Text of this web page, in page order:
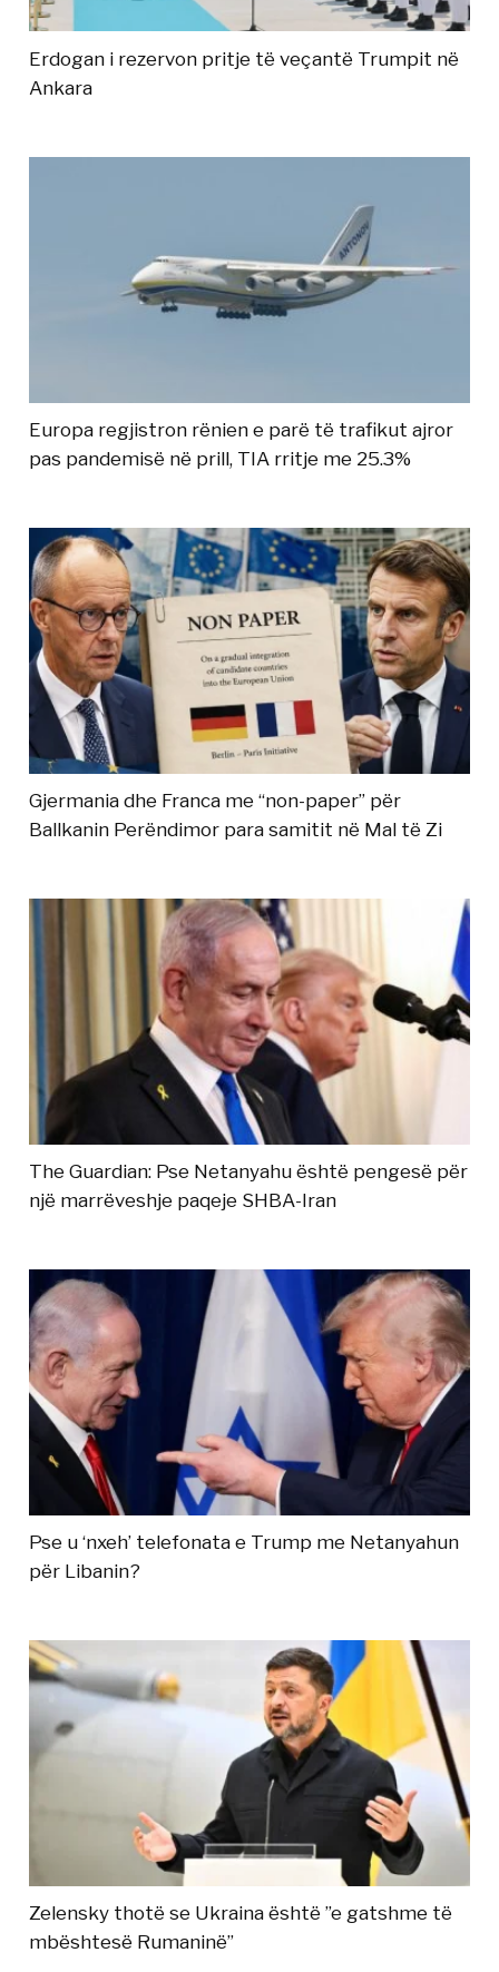
Erdogan i rezervon pritje të veçantë Trumpit në
Ankara
Europa regjistron rënien e parë të trafikut ajror
pas pandemisë në prill, TIA rritje me 25.3%
Gjermania dhe Franca me “non-paper” për
Ballkanin Perëndimor para samitit në Mal të Zi
The Guardian: Pse Netanyahu është pengesë për
një marrëveshje paqeje SHBA-Iran
Pse u ‘nxeh’ telefonata e Trump me Netanyahun
për Libanin?
Zelensky thotë se Ukraina është ”e gatshme të
mbështesë Rumaninë”